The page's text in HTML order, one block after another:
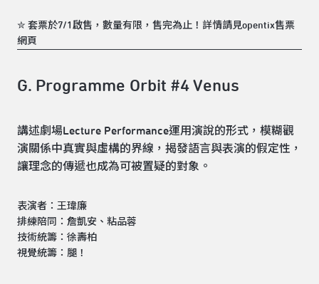
✮ 套票於7/1啟售，數量有限，售完為止！詳情請見opentix售票
網頁
G. Programme Orbit #4 Venus
講述劇場Lecture Performance運用演說的形式，模糊觀
演關係中真實與虛構的界線，揭發語言與表演的假定性，
讓理念的傳遞也成為可被置疑的對象。
表演者：王瑋廉
排練陪同：詹凱安、粘品蓉
技術統籌：徐壽柏
視覺統籌：腿！